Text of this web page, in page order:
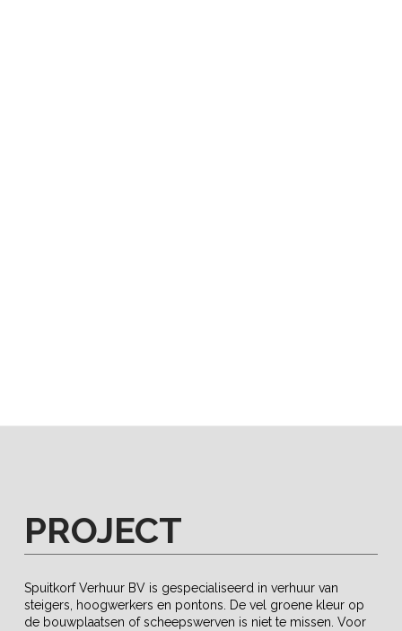
PROJECT
Spuitkorf Verhuur BV is gespecialiseerd in verhuur van
steigers, hoogwerkers en pontons. De vel groene kleur op
de bouwplaatsen of scheepswerven is niet te missen. Voor